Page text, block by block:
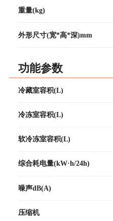
重量(kg)
外形尺寸(宽*高*深)mm
功能参数
冷藏室容积(L)
冷冻室容积(L)
软冷冻室容积(L)
综合耗电量(kW·h/24h)
噪声dB(A)
压缩机